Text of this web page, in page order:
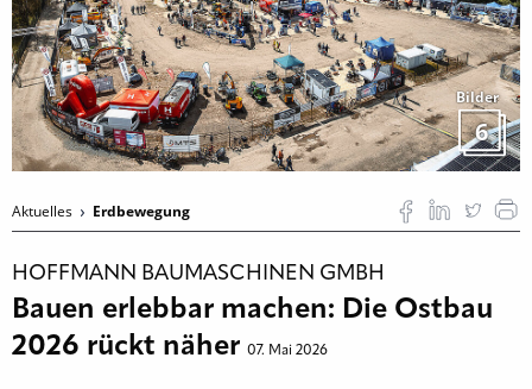
Bilder
6
Aktuelles Erdbewegung
HOFFMANN BAUMASCHINEN GMBH
Bauen erlebbar machen: Die Ostbau
2026 rückt näher 07. Mai 2026